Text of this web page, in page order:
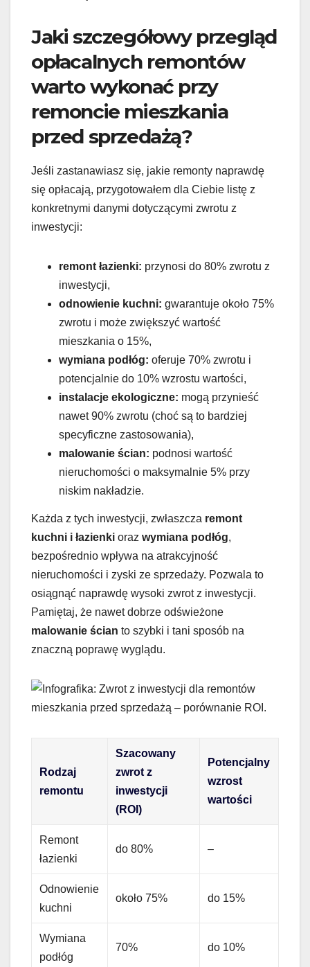
Jaki szczegółowy przegląd
opłacalnych remontów
warto wykonać przy
remoncie mieszkania
przed sprzedażą?
Jeśli zastanawiasz się, jakie remonty naprawdę
się opłacają, przygotowałem dla Ciebie listę z
konkretnymi danymi dotyczącymi zwrotu z
inwestycji:
remont łazienki: przynosi do 80% zwrotu z
inwestycji,
odnowienie kuchni: gwarantuje około 75%
zwrotu i może zwiększyć wartość
mieszkania o 15%,
wymiana podłóg: oferuje 70% zwrotu i
potencjalnie do 10% wzrostu wartości,
instalacje ekologiczne: mogą przynieść
nawet 90% zwrotu (choć są to bardziej
specyficzne zastosowania),
malowanie ścian: podnosi wartość
nieruchomości o maksymalnie 5% przy
niskim nakładzie.
Każda z tych inwestycji, zwłaszcza remont
kuchni i łazienki oraz wymiana podłóg,
bezpośrednio wpływa na atrakcyjność
nieruchomości i zyski ze sprzedaży. Pozwala to
osiągnąć naprawdę wysoki zwrot z inwestycji.
Pamiętaj, że nawet dobrze odświeżone
malowanie ścian to szybki i tani sposób na
znaczną poprawę wyglądu.
Rodzaj
remontu
Szacowany
zwrot z
inwestycji
(ROI)
Potencjalny
wzrost
wartości
Remont
łazienki
do 80% –
Odnowienie
kuchni
około 75% do 15%
Wymiana
podłóg
70% do 10%